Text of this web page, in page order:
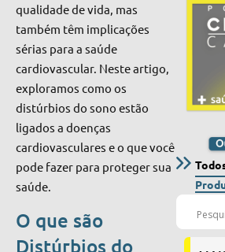
qualidade de vida, mas
também têm implicações
sérias para a saúde
cardiovascular. Neste artigo,
exploramos como os
distúrbios do sono estão
ligados a doenças
cardiovasculares e o que você
pode fazer para proteger sua
saúde.
O que são
Distúrbios do